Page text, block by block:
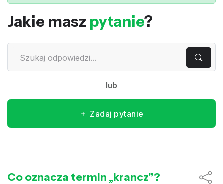
Jakie masz pytanie?
lub
Zadaj pytanie
Co oznacza termin „krancz”?